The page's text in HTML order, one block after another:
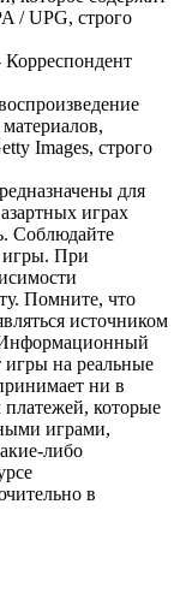
/ UPG, строго
Корреспондент
Images, строго
для
играх
Соблюдайте
игры. При
Помните, что
источником
Информационный
игры на реальные
ни в
платежей, которые
играми,
либо
в